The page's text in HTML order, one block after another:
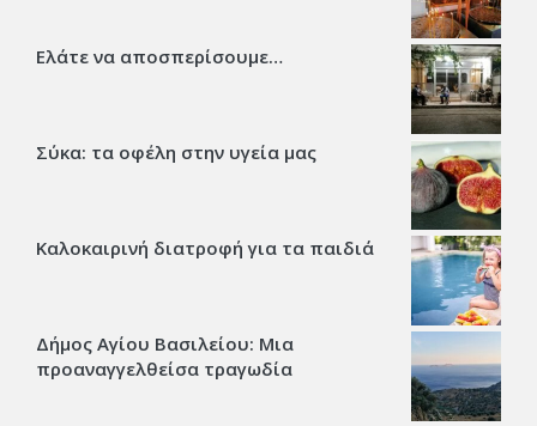
Ελάτε να αποσπερίσουμε…
Σύκα: τα οφέλη στην υγεία μας
Καλοκαιρινή διατροφή για τα παιδιά
Δήμος Αγίου Βασιλείου: Μια
προαναγγελθείσα τραγωδία